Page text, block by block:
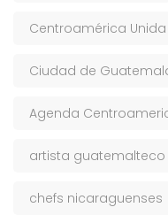
Centroamérica Unida
Ciudad de
Agenda
artista guatemalteco
chefs nicaraguenses